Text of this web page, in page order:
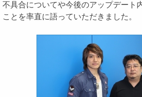
不具合についてや今後のアップデート
ことを率直に語っていただきました。